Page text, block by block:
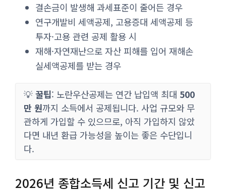
결손금이 발생해 과세표준이 줄어든 경우
연구개발비 세액공제, 고용증대 세액공제 등
투자·고용 관련 공제 활용 시
재해·자연재난으로 자산 피해를 입어 재해손
실세액공제를 받는 경우
💡 꿀팁: 노란우산공제는 연간 납입액 최대 500
만 원까지 소득에서 공제됩니다. 사업 규모와 무
관하게 가입할 수 있으므로, 아직 가입하지 않았
다면 내년 환급 가능성을 높이는 좋은 수단입니
다.
2026년 종합소득세 신고 기간 및 신고